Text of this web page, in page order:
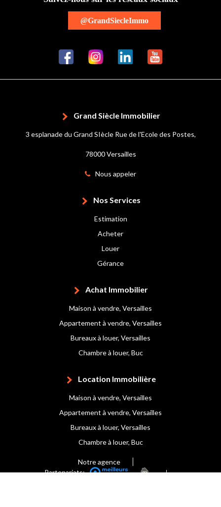
@GrandSiecleImmo
Grand Siècle Immobilier
3 esplanade du Grand SIècle Rue de l'Ecole des Postes,
78000 Versailles
Nous appeler
Nos Services
Estimation
Acheter
Louer
Gérance
Achat Immobilier
Maison à vendre, Versailles
Appartement à vendre, Versailles
Bureaux à louer, Versailles
Chambre à louer, Buc
Location Immobilière
Maison à vendre, Versailles
Appartement à vendre, Versailles
Bureaux à louer, Versailles
Chambre à louer, Buc
Notre agence
Partenariats: